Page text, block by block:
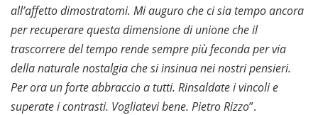
all’affetto dimostratomi. Mi auguro che ci sia tempo ancora
per recuperare questa dimensione di unione che il
trascorrere del tempo rende sempre più feconda per via
della naturale nostalgia che si insinua nei nostri pensieri.
Per ora un forte abbraccio a tutti. Rinsaldate i vincoli e
superate i contrasti. Vogliatevi bene. Pietro Rizzo”.